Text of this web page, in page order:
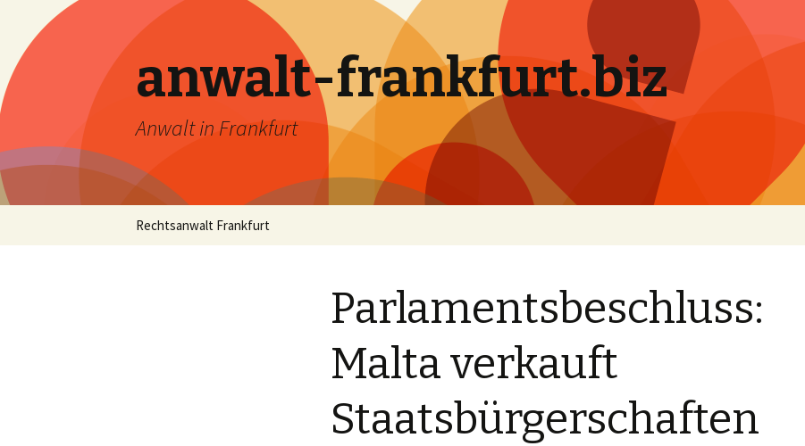
anwalt-frankfurt.biz
Anwalt in Frankfurt
Skip
Rechtsanwalt Frankfurt
Parlamentsbeschluss:
Malta verkauft
Staatsbürgerschaften